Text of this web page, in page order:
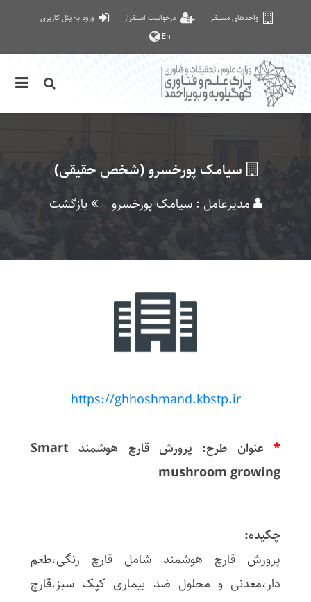
واحدهای مستقر درخواست استقرار
ورود به پنل کاربری
En
سیامک پورخسرو (شخص حقیقی)
مدیرعامل : سیامک پورخسرو بازگشت
https://ghhoshmand.kbstp.ir
*
عنوان طرح: پرورش قارچ هوشمند Smart
mushroom growing
چکیده:
پرورش قارچ هوشمند شامل قارچ رنگی،طعم
دار،معدنی و محلول ضد بیماری کپک سبز.قارچ